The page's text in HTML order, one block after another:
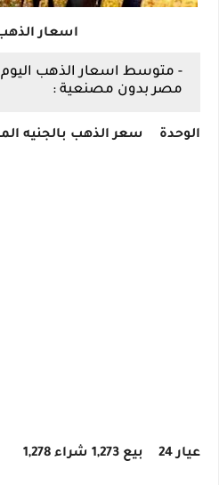
اسعار
- متوسط اسعار الذهب
مصر بدون مصنعية :
الوحدة سعر الذهب بالجنيه
عيار 24 بيع 1,273 شراء 1,278